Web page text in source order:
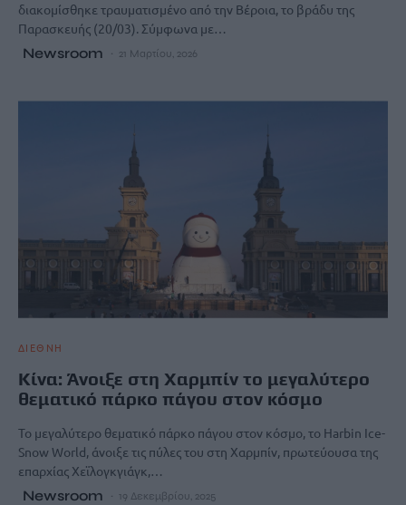
διακομίσθηκε τραυματισμένο από την Βέροια, το βράδυ της
Παρασκευής (20/03). Σύμφωνα με…
Newsroom 21 Μαρτίου, 2026
ΔΙΕΘΝΗ
Κίνα: Άνοιξε στη Χαρμπίν το μεγαλύτερο
θεματικό πάρκο πάγου στον κόσμο
Το μεγαλύτερο θεματικό πάρκο πάγου στον κόσμο, το Harbin Ice-
Snow World, άνοιξε τις πύλες του στη Χαρμπίν, πρωτεύουσα της
επαρχίας Χεϊλογκγιάγκ,…
Newsroom 19 Δεκεμβρίου, 2025